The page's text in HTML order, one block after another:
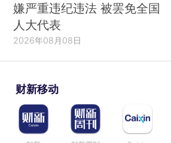
嫌严重违纪违法 被罢免全国
人大代表
2026年08月08日
财新移动